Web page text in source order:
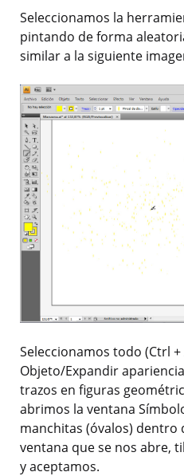
Seleccionamos la
pintando de forma
similar a la siguiente
Seleccionamos todo (Ctrl
Objeto/Expandir
trazos en figuras
abrimos la ventana
manchitas (óvalos) dentro
ventana que se nos abre,
y aceptamos.